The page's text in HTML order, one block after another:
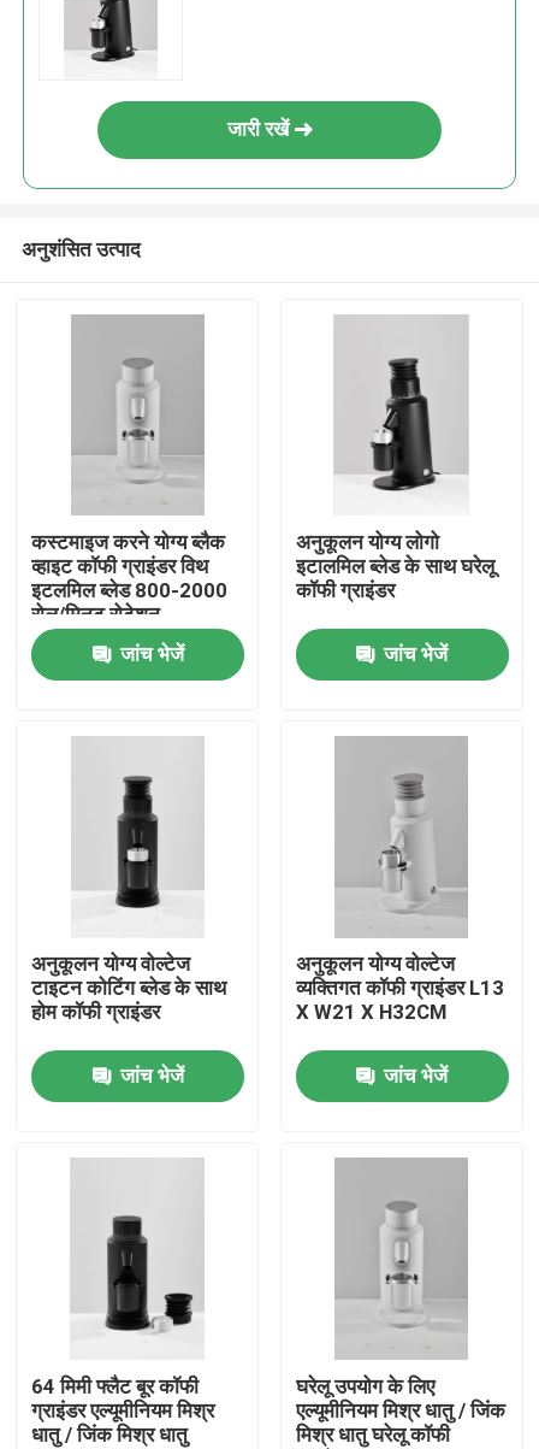
वीआर दिखाएँ
हमारे बारे में
कारखाना भ्रमण
गड़गड़ाहट कॉफी की चक्की
जारी रखें
अनुशंसित उत्पाद
कस्टमाइज करने योग्य ब्लैक
व्हाइट कॉफी ग्राइंडर विथ
इटलमिल ब्लेड 800-2000
रोल/मिनट रोटेशन
जांच भेजें
अनुकूलन योग्य लोगो
इटालमिल ब्लेड के साथ घरेलू
कॉफी ग्राइंडर
जांच भेजें
अनुकूलन योग्य वोल्टेज
टाइटन कोटिंग ब्लेड के साथ
होम कॉफी ग्राइंडर
जांच भेजें
अनुकूलन योग्य वोल्टेज
व्यक्तिगत कॉफी ग्राइंडर L13
X W21 X H32CM
जांच भेजें
64 मिमी फ्लैट बूर कॉफी
ग्राइंडर एल्यूमीनियम मिश्र
धातु / जिंक मिश्र धातु
घरेलू उपयोग के लिए
एल्यूमीनियम मिश्र धातु / जिंक
मिश्र धातु घरेलू कॉफी